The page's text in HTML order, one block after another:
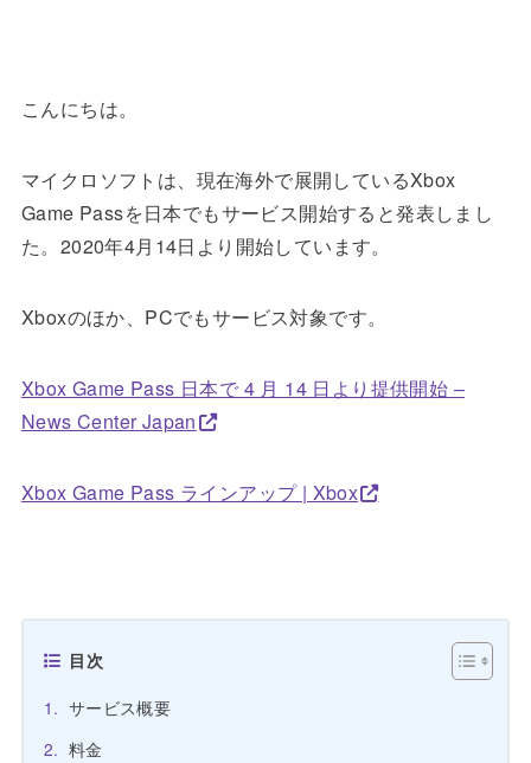
こんにちは。
マイクロソフトは、現在海外で展開しているXbox
Game Passを日本でもサービス開始すると発表しまし
た。2020年4月14日より開始しています。
Xboxのほか、PCでもサービス対象です。
Xbox Game Pass 日本で 4 月 14 日より提供開始 –
News Center Japan
Xbox Game Pass ラインアップ | Xbox
目次
サービス概要
料金